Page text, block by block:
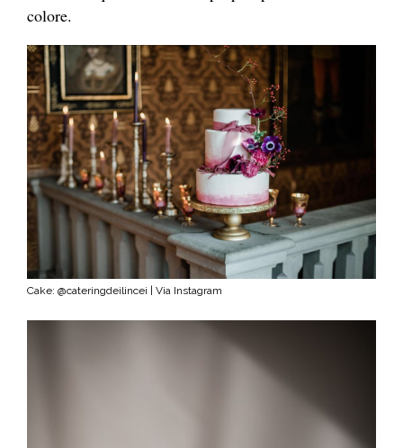
colore.
Cake: @cateringdeilincei | Via Instagram